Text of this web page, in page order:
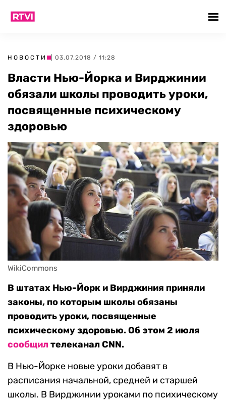
НОВОСТИ | 03.07.2018 / 11:28
Власти Нью-Йорка и Вирджинии
обязали школы проводить уроки,
посвященные психическому
здоровью
WikiCommons
В штатах Нью-Йорк и Вирджиния приняли
законы, по которым школы обязаны
проводить уроки, посвященные
психическому здоровью. Об этом 2 июля
сообщилтелеканал CNN.
В Нью-Йорке новые уроки добавят в
расписания начальной, средней и старшей
школы. В Вирджинии уроками по психическому